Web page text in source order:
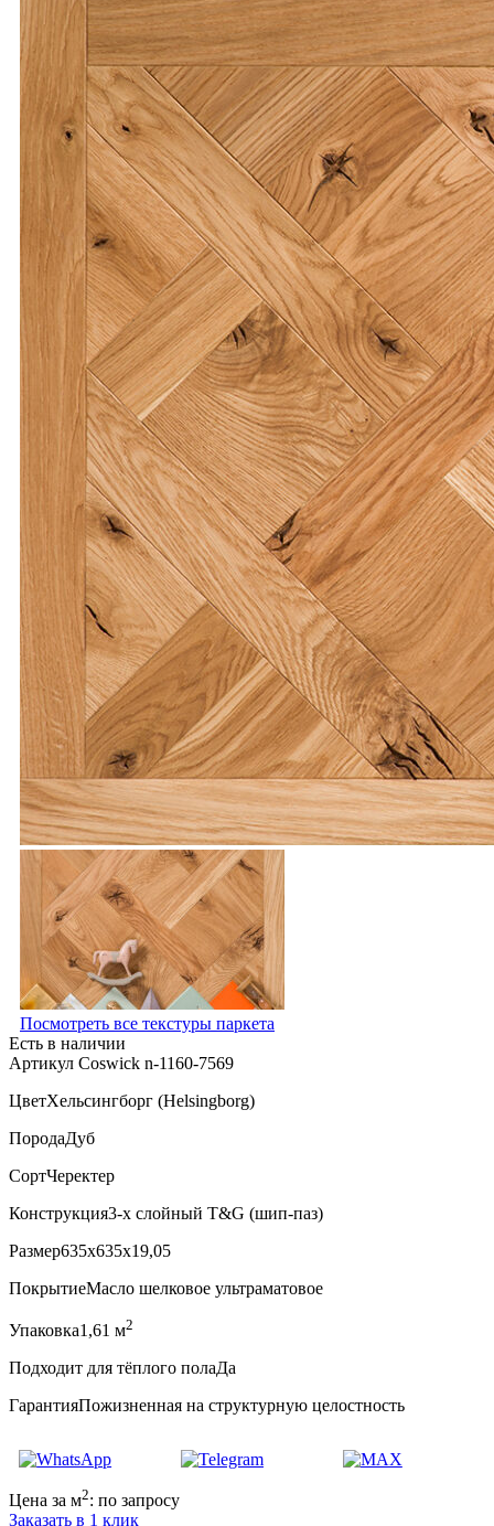
Посмотреть все текстуры паркета
Есть в наличии
Артикул Coswick n-1160-7569
ЦветХельсингборг (Helsingborg)
ПородаДуб
СортЧеректер
Конструкция3-х слойный T&G (шип-паз)
Размер635x635x19,05
ПокрытиеМасло шелковое ультраматовое
Упаковка1,61 м2
Подходит для тёплого полаДа
ГарантияПожизненная на структурную целостность
Цена за м2: по запросу
Заказать в 1 клик